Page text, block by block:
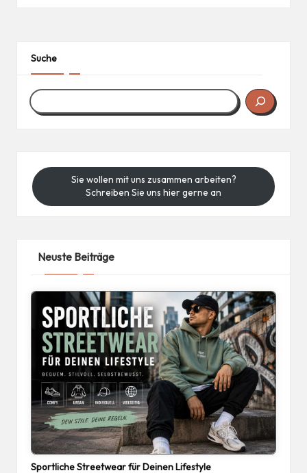
Suche
Sie wollen mit uns zusammen arbeiten?
Schreiben Sie uns hier gerne an
Neuste Beiträge
Sportliche Streetwear für Deinen Lifestyle